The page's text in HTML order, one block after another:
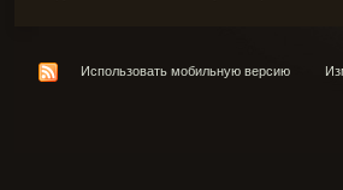
Использовать мобильную версию